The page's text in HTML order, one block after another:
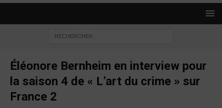
Éléonore Bernheim en interview pour
la saison 4 de « L’art du crime » sur
France 2